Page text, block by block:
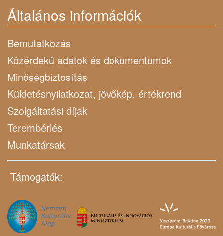
Általános információk
Bemutatkozás
Közérdekű adatok és dokumentumok
Minőségbiztosítás
Küldetésnyilatkozat, jövőkép, értékrend
Szolgáltatási díjak
Terembérlés
Munkatársak
Támogatók: